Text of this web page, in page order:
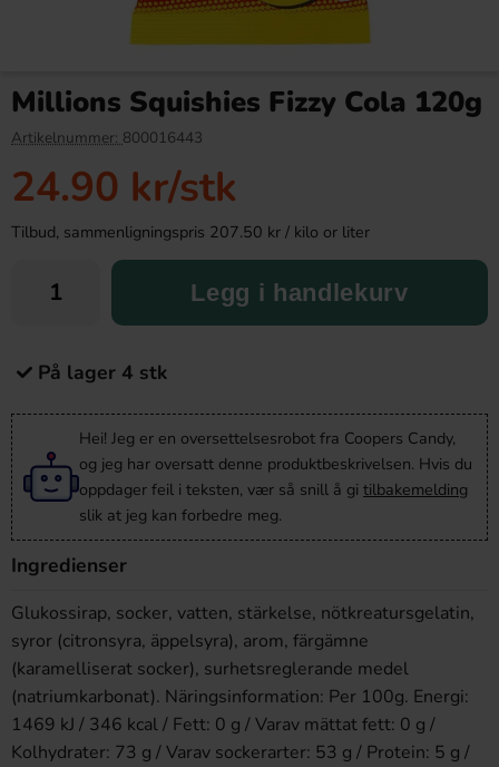
39g x 16st
279.90 kr
Köp
Choco Orange 384g
Millions Squishies Fizzy Cola 120g
Artikelnummer: 800016443
24.90 kr/stk
Tilbud, sammenligningspris 207.50 kr / kilo or liter
Legg i handlekurv
På lager 4 stk
Hei! Jeg er en oversettelsesrobot fra Coopers Candy,
og jeg har oversatt denne produktbeskrivelsen. Hvis du
oppdager feil i teksten, vær så snill å gi tilbakemelding
slik at jeg kan forbedre meg.
Ingredienser
Glukossirap, socker, vatten, stärkelse, nötkreatursgelatin,
syror (citronsyra, äppelsyra), arom, färgämne
(karamelliserat socker), surhetsreglerande medel
(natriumkarbonat). Näringsinformation: Per 100g. Energi:
1469 kJ / 346 kcal / Fett: 0 g / Varav mättat fett: 0 g /
Kolhydrater: 73 g / Varav sockerarter: 53 g / Protein: 5 g /